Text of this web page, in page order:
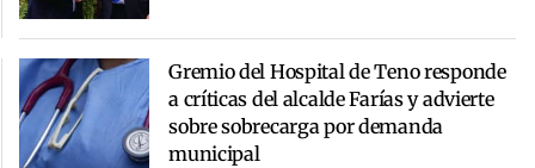
Gremio del Hospital de Teno responde
a críticas del alcalde Farías y advierte
sobre sobrecarga por demanda
municipal